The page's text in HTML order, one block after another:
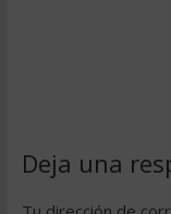
Deja una